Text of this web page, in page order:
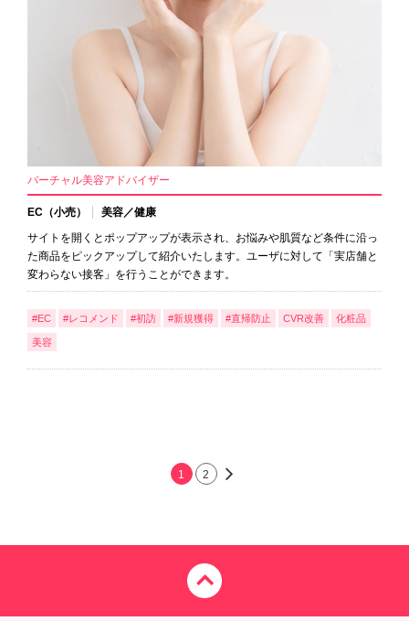
バーチャル美容アドバイザー
EC（小売）
美容／健康
サイトを開くとポップアップが表示され、お悩みや肌質など条件に沿っ
た商品をピックアップして紹介いたします。ユーザに対して「実店舗と
変わらない接客」を行うことができます。
#EC #レコメンド #初訪 #新規獲得 #直帰防止 CVR改善 化粧品
美容
1 2